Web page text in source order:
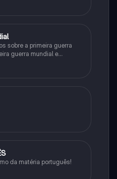
sobre a primeira guerra
guerra mundial e
Guerra Mundial, fases da
da matéria português!